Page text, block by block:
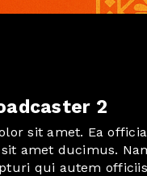
2
sit amet. Ea
amet ducimus.
qui autem